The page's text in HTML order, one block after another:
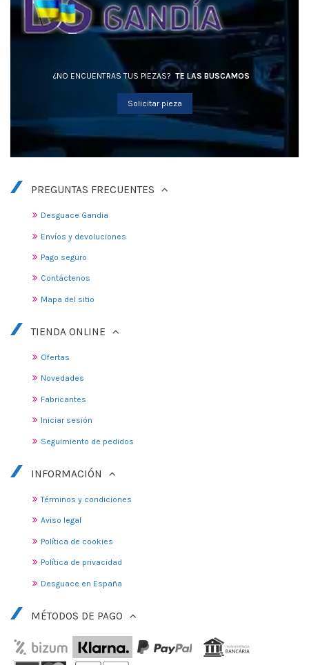
¿NO ENCUENTRAS TUS PIEZAS? TE LAS BUSCAMOS
Solicitar pieza
PREGUNTAS FRECUENTES
Desguace Gandia
Envíos y devoluciones
Pago seguro
Contáctenos
Mapa del sitio
TIENDA ONLINE
Ofertas
Novedades
Fabricantes
Iniciar sesión
Seguimiento de pedidos
INFORMACIÓN
Términos y condiciones
Aviso legal
Política de cookies
Política de privacidad
Desguace en España
MÉTODOS DE PAGO